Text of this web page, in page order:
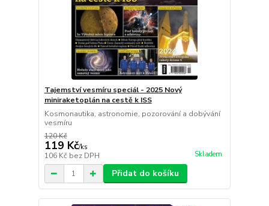
Tajemství vesmíru speciál - 2025 Nový
miniraketoplán na cestě k ISS
Kosmonautika, astronomie, pozorování a dobývání
vesmíru
120 Kč
119 Kč/ks
106 Kč bez DPH Skladem
Přidat do košíku